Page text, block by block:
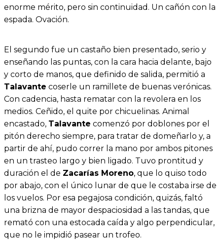
enorme mérito, pero sin continuidad. Un cañón con la
espada. Ovación.
El segundo fue un castaño bien presentado, serio y
enseñando las puntas, con la cara hacia delante, bajo
y corto de manos, que definido de salida, permitió a
Talavante coserle un ramillete de buenas verónicas.
Con cadencia, hasta rematar con la revolera en los
medios. Ceñido, el quite por chicuelinas. Animal
encastado, Talavante comenzó por doblones por el
pitón derecho siempre, para tratar de domeñarlo y, a
partir de ahí, pudo correr la mano por ambos pitones
en un trasteo largo y bien ligado. Tuvo prontitud y
duración el de Zacarías Moreno, que lo quiso todo
por abajo, con el único lunar de que le costaba irse de
los vuelos. Por esa pegajosa condición, quizás, faltó
una brizna de mayor despaciosidad a las tandas, que
remató con una estocada caída y algo perpendicular,
que no le impidió pasear un trofeo.